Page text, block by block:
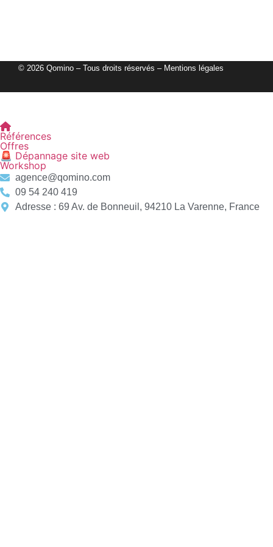
© 2026 Qomino – Tous droits réservés – Mentions légales
Références
Offres
🚨 Dépannage site web
Workshop
agence@qomino.com
09 54 240 419
Adresse : 69 Av. de Bonneuil, 94210 La Varenne, France